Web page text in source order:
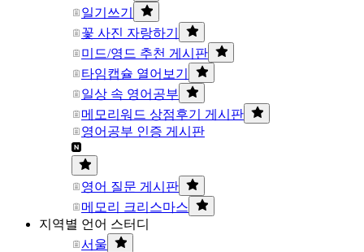
일기쓰기
꽃 사진 자랑하기
미드/영드 추천 게시판
타임캡슐 열어보기
일상 속 영어공부
메모리워드 상점후기 게시판
영어공부 인증 게시판
영어 질문 게시판
메모리 크리스마스
지역별 언어 스터디
서울